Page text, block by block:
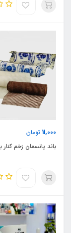
11,000 تومان
باند پانسمان زخم کنار